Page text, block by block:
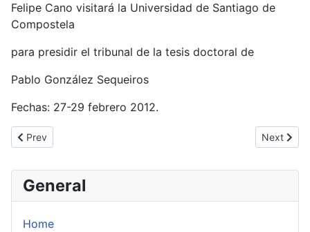
General
Home
Felipe Cano visitará la Universidad de Santiago de
Compostela
para presidir el tribunal de la tesis doctoral de
Pablo González Sequeiros
Fechas: 27-29 febrero 2012.
Previous article: Misión de Álvaro Lozano Rojo a la UPV/EHU
Prev Next
Next